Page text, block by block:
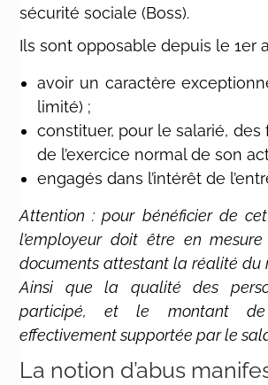
sécurité sociale (Boss).
Ils sont opposable depuis le 1er
avoir un caractère
limité) ;
constituer, pour le salarié, des
de l’exercice normal de son
engagés dans l’intérêt de
Attention : pour bénéficier de
l’employeur doit être en
documents attestant la réalité du
Ainsi que la qualité des
participé, et le montant
effectivement supportée par le
La notion d’abus